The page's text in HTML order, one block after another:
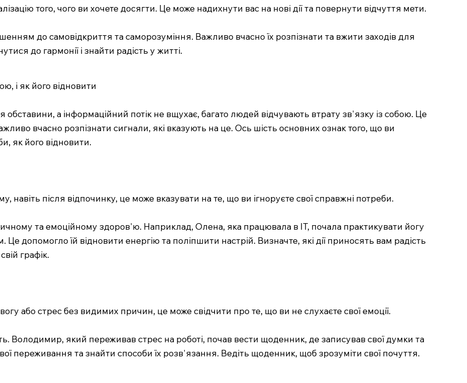
того, чого ви хочете досягти. Це може надихнути вас на нові дії та повернути відчуття мети.
до самовідкриття та саморозуміння. Важливо вчасно їх розпізнати та вжити заходів для
до гармонії і знайти радість у житті.
і як його відновити
обставини, а інформаційний потік не вщухає, багато людей відчувають втрату зв'язку із собою. Це
вчасно розпізнати сигнали, які вказують на це. Ось шість основних ознак того, що ви
як його відновити.
навіть після відпочинку, це може вказувати на те, що ви ігноруєте свої справжні потреби.
та емоційному здоров'ю. Наприклад, Олена, яка працювала в IT, почала практикувати йогу
допомогло їй відновити енергію та поліпшити настрій. Визначте, які дії приносять вам радість
графік.
або стрес без видимих причин, це може свідчити про те, що ви не слухаєте свої емоції.
Володимир, який переживав стрес на роботі, почав вести щоденник, де записував свої думки та
переживання та знайти способи їх розв'язання. Ведіть щоденник, щоб зрозуміти свої почуття.